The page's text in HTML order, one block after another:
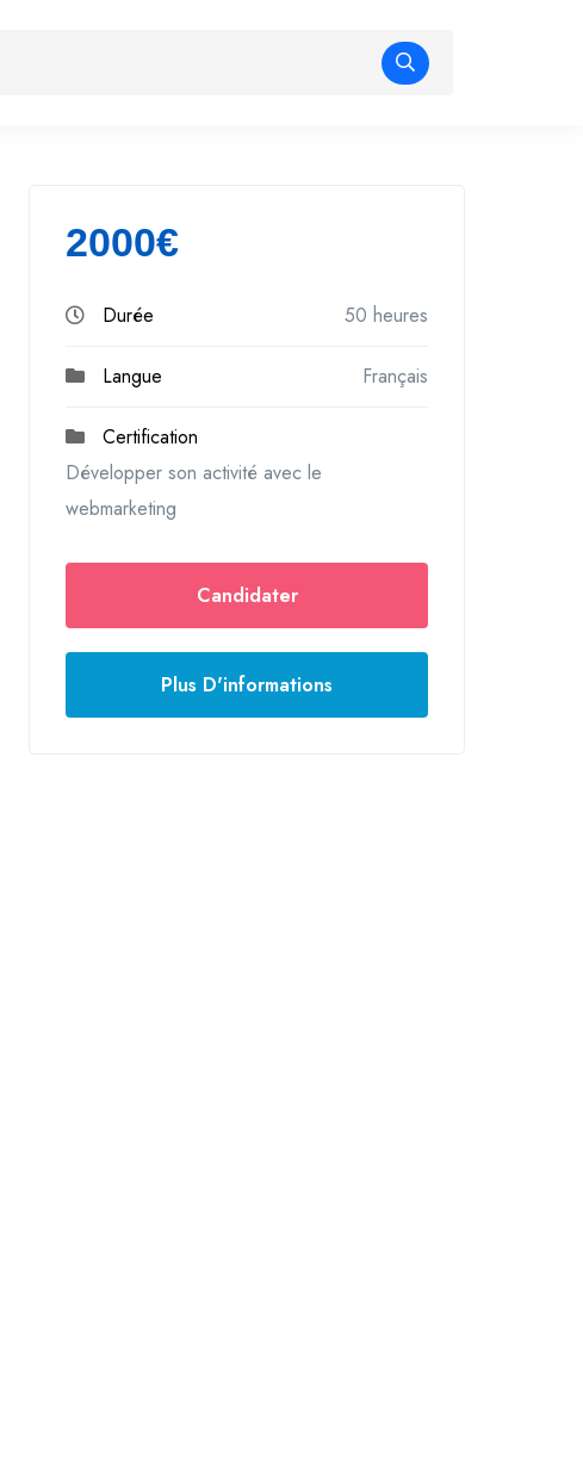
2000€
Durée 50 heures
Langue Français
Certification
Développer son activité avec le
webmarketing
Candidater
Plus D'informations